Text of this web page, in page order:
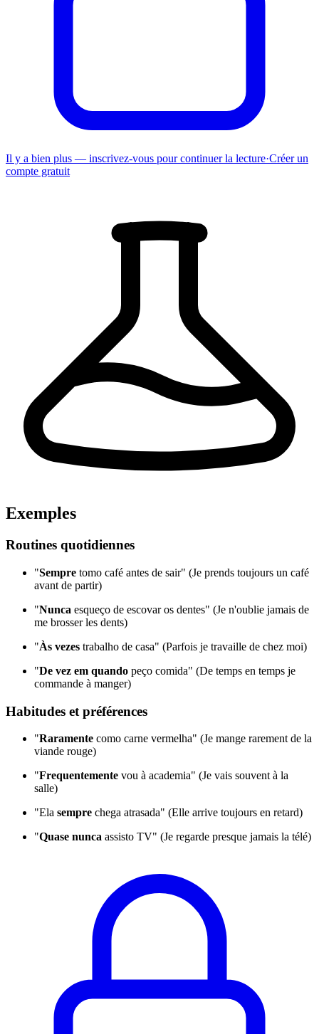
Il y a bien plus — inscrivez-vous pour continuer la lecture·Créer un
compte gratuit
Exemples
Routines quotidiennes
"Sempre tomo café antes de sair" (Je prends toujours un café
avant de partir)
"Nunca esqueço de escovar os dentes" (Je n'oublie jamais de
me brosser les dents)
"Às vezes trabalho de casa" (Parfois je travaille de chez moi)
"De vez em quando peço comida" (De temps en temps je
commande à manger)
Habitudes et préférences
"Raramente como carne vermelha" (Je mange rarement de la
viande rouge)
"Frequentemente vou à academia" (Je vais souvent à la
salle)
"Ela sempre chega atrasada" (Elle arrive toujours en retard)
"Quase nunca assisto TV" (Je regarde presque jamais la télé)